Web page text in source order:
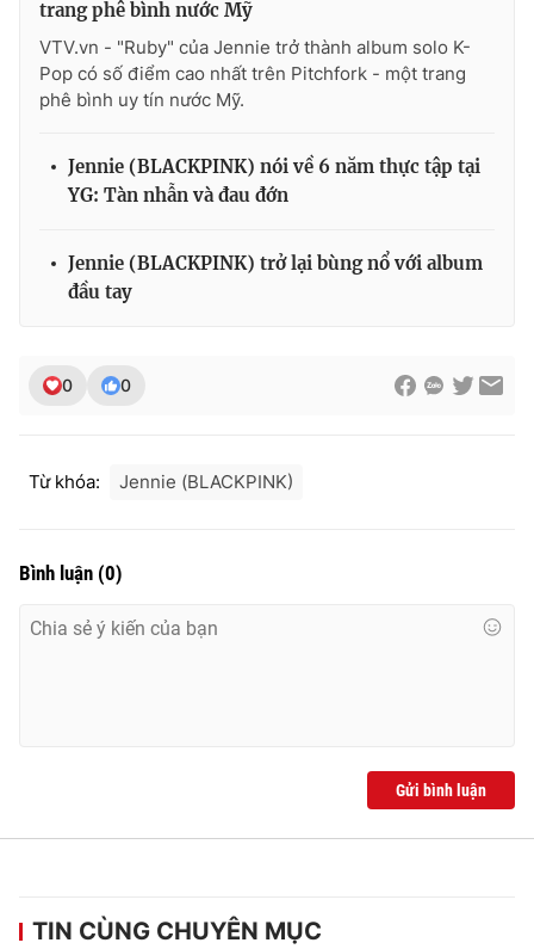
Ðiện thoại Thời báo VTV:024.66 897 897
Email:toasoan@vtv.vn
Liên hệ quảng cáo: 024-7300.7108
trang phê bình nước Mỹ
VTV.vn - "Ruby" của Jennie trở thành album solo K-
Pop có số điểm cao nhất trên Pitchfork - một trang
phê bình uy tín nước Mỹ.
Jennie (BLACKPINK) nói về 6 năm thực tập tại
YG: Tàn nhẫn và đau đớn
Jennie (BLACKPINK) trở lại bùng nổ với album
đầu tay
0 0
Từ khóa: Jennie (BLACKPINK)
Bình luận (0)
Gửi bình luận
TIN CÙNG CHUYÊN MỤC